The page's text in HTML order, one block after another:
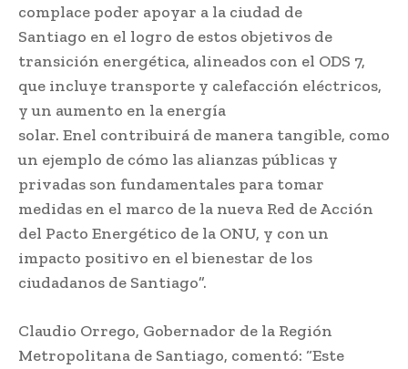
complace poder apoyar a la ciudad de
Santiago en el logro de estos objetivos de
transición energética, alineados con el ODS 7,
que incluye transporte y calefacción eléctricos,
y un aumento en la energía
solar. Enel contribuirá de manera tangible, como
un ejemplo de cómo las alianzas públicas y
privadas son fundamentales para tomar
medidas en el marco de la nueva Red de Acción
del Pacto Energético de la ONU, y con un
impacto positivo en el bienestar de los
ciudadanos de Santiago”.
Claudio Orrego, Gobernador de la Región
Metropolitana de Santiago, comentó: “Este